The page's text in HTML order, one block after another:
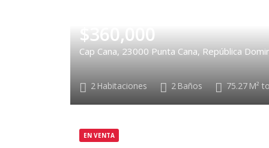
$360,000
Cap Cana, 23000 Punta Cana, República
2 Habitaciones 2 Baños 75.27 M²
EN VENTA